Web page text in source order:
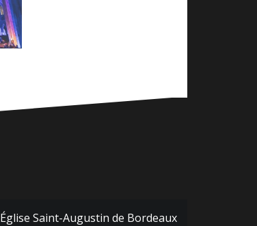
Église Saint-Augustin de Bordeaux